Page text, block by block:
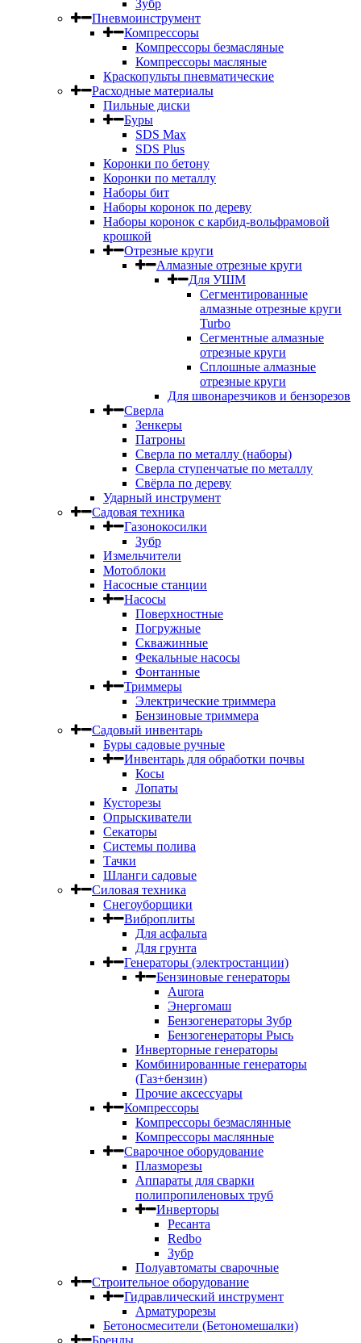
Зубр
Пневмоинструмент
Компрессоры
Компрессоры безмасляные
Компрессоры масляные
Краскопульты пневматические
Расходные материалы
Пильные диски
Буры
SDS Max
SDS Plus
Коронки по бетону
Коронки по металлу
Наборы бит
Наборы коронок по дереву
Наборы коронок с карбид-вольфрамовой
крошкой
Отрезные круги
Алмазные отрезные круги
Для УШМ
Сегментированные
алмазные отрезные круги
Turbo
Сегментные алмазные
отрезные круги
Сплошные алмазные
отрезные круги
Для швонарезчиков и бензорезов
Сверла
Зенкеры
Патроны
Сверла по металлу (наборы)
Сверла ступенчатые по металлу
Свёрла по дереву
Ударный инструмент
Садовая техника
Газонокосилки
Зубр
Измельчители
Мотоблоки
Насосные станции
Насосы
Поверхностные
Погружные
Скважинные
Фекальные насосы
Фонтанные
Триммеры
Электрические триммера
Бензиновые триммера
Садовый инвентарь
Буры садовые ручные
Инвентарь для обработки почвы
Косы
Лопаты
Кусторезы
Опрыскиватели
Секаторы
Системы полива
Тачки
Шланги садовые
Силовая техника
Снегоуборщики
Виброплиты
Для асфальта
Для грунта
Генераторы (электростанции)
Бензиновые генераторы
Aurora
Энергомаш
Бензогенераторы Зубр
Бензогенераторы Рысь
Инверторные генераторы
Комбинированные генераторы
(Газ+бензин)
Прочие аксессуары
Компрессоры
Компрессоры безмаслянные
Компрессоры маслянные
Сварочное оборудование
Плазморезы
Аппараты для сварки
полипропиленовых труб
Инверторы
Ресанта
Redbo
Зубр
Полуавтоматы сварочные
Строительное оборудование
Гидравлический инструмент
Арматурорезы
Бетоносмесители (Бетономешалки)
Бренды